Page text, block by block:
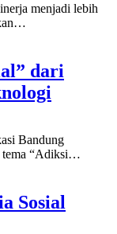
menjadi lebih
…
dari
Bandung
“Adiksi…
Sosial